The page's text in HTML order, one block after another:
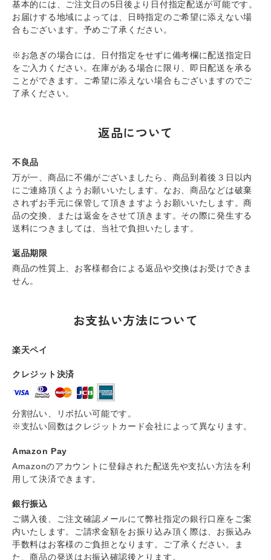
基本的には、ご注文日の5日後より日付指定配送が可能です。
お届けする地域によっては、日時指定のご希望に添えない場
合もございます。予めご了承ください。
※お急ぎの場合には、日付指定をせずに備考欄に配送指定日
をご入力ください。在庫がある場合に限り、即日配送を承る
ことができます。ご希望に添えない場合もございますのでご
了承ください。
返品について
不良品
万が一、商品に不備がございましたら、商品到着後３日以内
にご連絡頂くようお願いいたします。なお、商品などは破棄
されずお手元に保管して頂きますようお願いいたします。商
品の交換、または返金をさせて頂きます。その際に発生する
送料につきましては、当社で負担いたします。
返品期限
商品の性質上、お客様都合による返品や交換はお受けできま
せん。
お支払い方法について
楽天ペイ
クレジット決済
分割払い、リボ払い可能です。
※支払い回数はクレジットカード会社によって異なります。
Amazon Pay
Amazonのアカウントに登録された配送先や支払い方法を利
用して決済できます。
銀行振込
ご購入後、ご注文確認メールにて弊社指定の銀行口座をご案
内いたします。ご請求金額をお振り込み頂く際は、お振込み
手数料はお客様のご負担となります。ご了承ください。ま
た、商品の発送はお振込確認後とります。